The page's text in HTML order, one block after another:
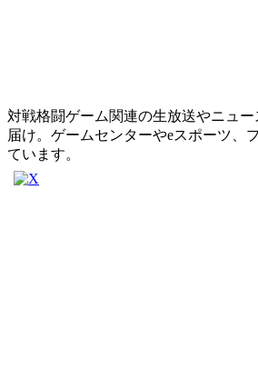
対戦格闘ゲーム関連の生放送やニュ
届け。ゲームセンターやeスポーツ、
ています。